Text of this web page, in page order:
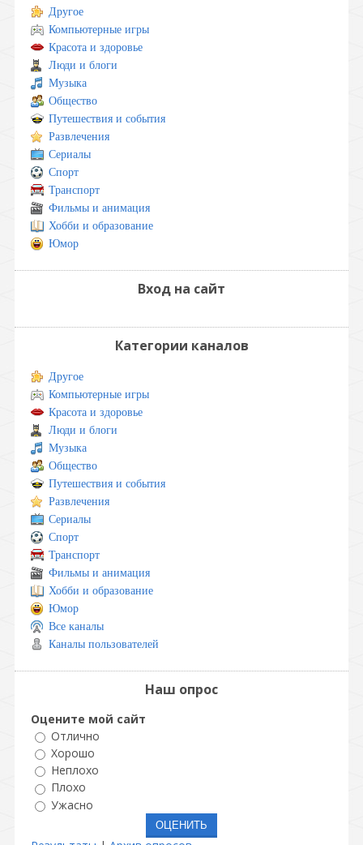
Другое
Компьютерные игры
Красота и здоровье
Люди и блоги
Музыка
Общество
Путешествия и события
Развлечения
Сериалы
Спорт
Транспорт
Фильмы и анимация
Хобби и образование
Юмор
Вход на сайт
Категории каналов
Другое
Компьютерные игры
Красота и здоровье
Люди и блоги
Музыка
Общество
Путешествия и события
Развлечения
Сериалы
Спорт
Транспорт
Фильмы и анимация
Хобби и образование
Юмор
Все каналы
Каналы пользователей
Наш опрос
Оцените мой сайт
Отлично
Хорошо
Неплохо
Плохо
Ужасно